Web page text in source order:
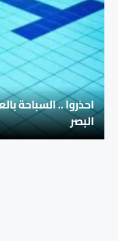
احذروا .. السباحة
البصر